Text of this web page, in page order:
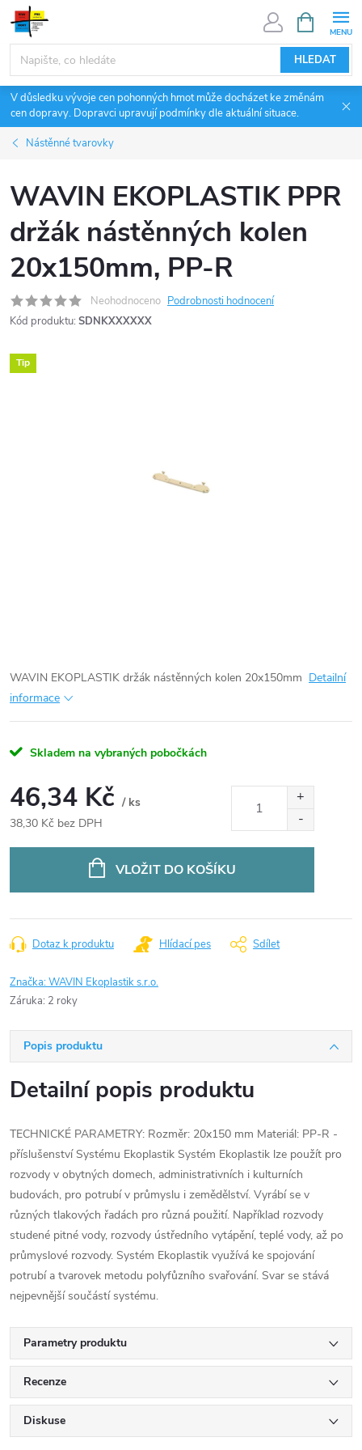
Přejít
obsah
HLEDAT
NÁKUPNÍ
KOŠÍK
V důsledku vývoje cen pohonných hmot může docházet ke změnám
cen dopravy. Dopravci upravují podmínky dle aktuální situace.
Nástěnné tvarovky
WAVIN EKOPLASTIK PPR
držák nástěnných kolen
20x150mm, PP-R
Neohodnoceno Podrobnosti hodnocení
Kód produktu: SDNKXXXXXX
Tip
WAVIN EKOPLASTIK držák nástěnných kolen 20x150mm Detailní
informace
Skladem na vybraných pobočkách
46,34 Kč / ks
38,30 Kč bez DPH
VLOŽIT DO KOŠÍKU
Dotaz k produktu Hlídací pes Sdílet
Značka:WAVIN Ekoplastik s.r.o.
Záruka: 2 roky
Popis produktu
Detailní popis produktu
TECHNICKÉ PARAMETRY: Rozměr: 20x150 mm Materiál: PP-R -
příslušenství Systému Ekoplastik Systém Ekoplastik lze použít pro
rozvody v obytných domech, administrativních i kulturních
budovách, pro potrubí v průmyslu i zemědělství. Vyrábí se v
různých tlakových řadách pro různá použití. Například rozvody
studené pitné vody, rozvody ústředního vytápění, teplé vody, až po
průmyslové rozvody. Systém Ekoplastik využívá ke spojování
potrubí a tvarovek metodu polyfůzního svařování. Svar se stává
nejpevnější součástí systému.
Parametry produktu
Recenze
Diskuse